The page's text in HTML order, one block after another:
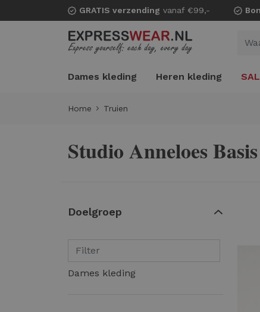
GRATIS verzending vanaf €99,-
Dames kleding Heren kleding
Home Truien
Studio Anneloes
Doelgroep
Dames kleding